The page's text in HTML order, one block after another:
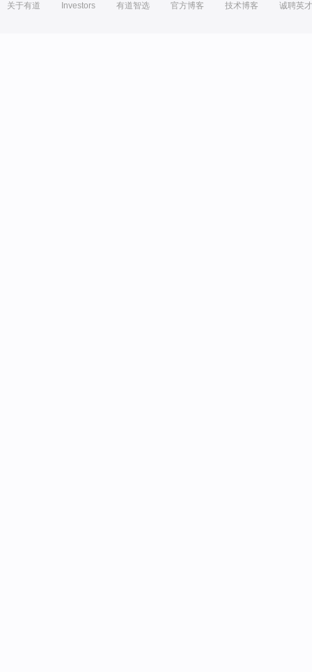
关于有道 Investors 有道智选 官方博客 技术博客 诚聘英才